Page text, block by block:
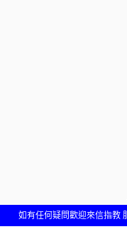
如有任何疑問歡迎來信指教